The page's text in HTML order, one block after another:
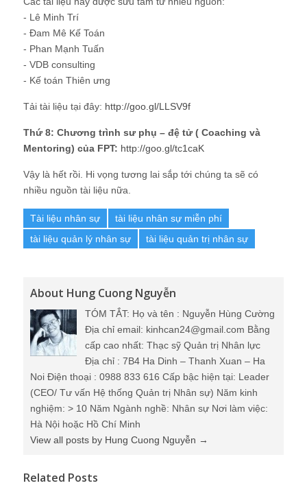
- Lê Minh Trí
- Đam Mê Kế Toán
- Phan Mạnh Tuấn
- VDB consulting
- Kế toán Thiên ưng
Tải tài liệu tại đây: http://goo.gl/LLSV9f
Thứ 8: Chương trình sư phụ – đệ tử ( Coaching và
Mentoring) của FPT: http://goo.gl/tc1caK
Vậy là hết rồi. Hi vọng tương lai sắp tới chúng ta sẽ có
nhiều nguồn tài liệu nữa.
Tài liệu nhân sự
tài liệu nhân sự miễn phí
tài liệu quản lý nhân sự
tài liệu quản trị nhân sự
About Hung Cuong Nguyễn
TÓM TẮT: Họ và tên : Nguyễn Hùng Cường
Địa chỉ email: kinhcan24@gmail.com Bằng
cấp cao nhất: Thạc sỹ Quản trị Nhân lực
Địa chỉ : 7B4 Ha Dinh – Thanh Xuan – Ha
Noi Điện thoại : 0988 833 616 Cấp bậc hiện tại: Leader
(CEO/ Tư vấn Hệ thống Quản trị Nhân sự) Năm kinh
nghiệm: > 10 Năm Ngành nghề: Nhân sự Nơi làm việc:
Hà Nội hoặc Hồ Chí Minh
View all posts by Hung Cuong Nguyễn →
Related Posts